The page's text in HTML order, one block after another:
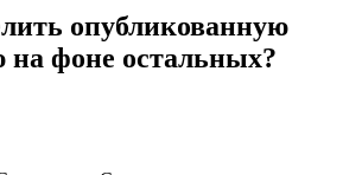
опубликованную
на фоне остальных?